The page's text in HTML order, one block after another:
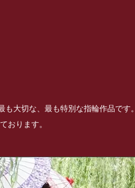
大切な、最も特別な指輪作品です。
おります。